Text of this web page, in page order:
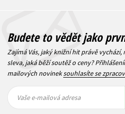
Budete to vědět jako
Zajímá Vás, jaký knižní hit právě
sleva, jaká běží soutěž o ceny?
mailových novineksouhlasíte se
mailová
mailová
Vaše e-mailová adresa